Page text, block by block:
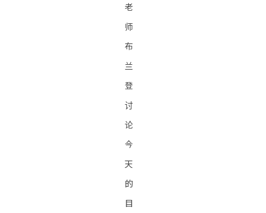
老
师
布
兰
登
讨
论
今
天
的
目